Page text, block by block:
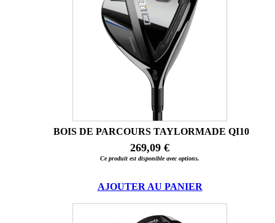
BOIS DE PARCOURS TAYLORMADE QI10
269,09 €
Ce produit est disponible avec options.
AJOUTER AU PANIER